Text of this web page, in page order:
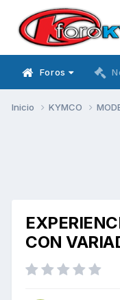
Foros
Inicio KYMCO
CON